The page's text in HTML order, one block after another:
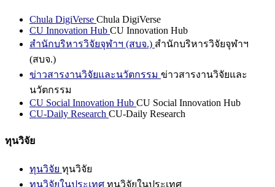
Chula DigiVerse Chula DigiVerse
CU Innovation Hub CU Innovation Hub
สำนักบริหารวิจัยจุฬาฯ (สบจ.) สำนักบริหารวิจัยจุฬาฯ
(สบจ.)
ข่าวสารงานวิจัยและนวัตกรรม ข่าวสารงานวิจัยและ
นวัตกรรม
CU Social Innovation Hub CU Social Innovation Hub
CU-Daily Research CU-Daily Research
ทุนวิจัย
ทุนวิจัย ทุนวิจัย
ทุนวิจัยในประเทศ ทุนวิจัยในประเทศ